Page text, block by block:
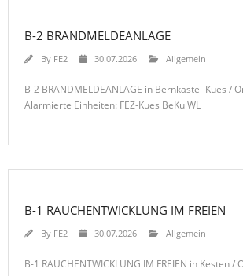
B-2 BRANDMELDEANLAGE
By FE2 30.07.2026 Allgemein
B-2 BRANDMELDEANLAGE in Bernkastel-Kues /
Alarmierte Einheiten: FEZ-Kues BeKu WL
B-1 RAUCHENTWICKLUNG IM FREIEN
By FE2 30.07.2026 Allgemein
B-1 RAUCHENTWICKLUNG IM FREIEN in Kesten /